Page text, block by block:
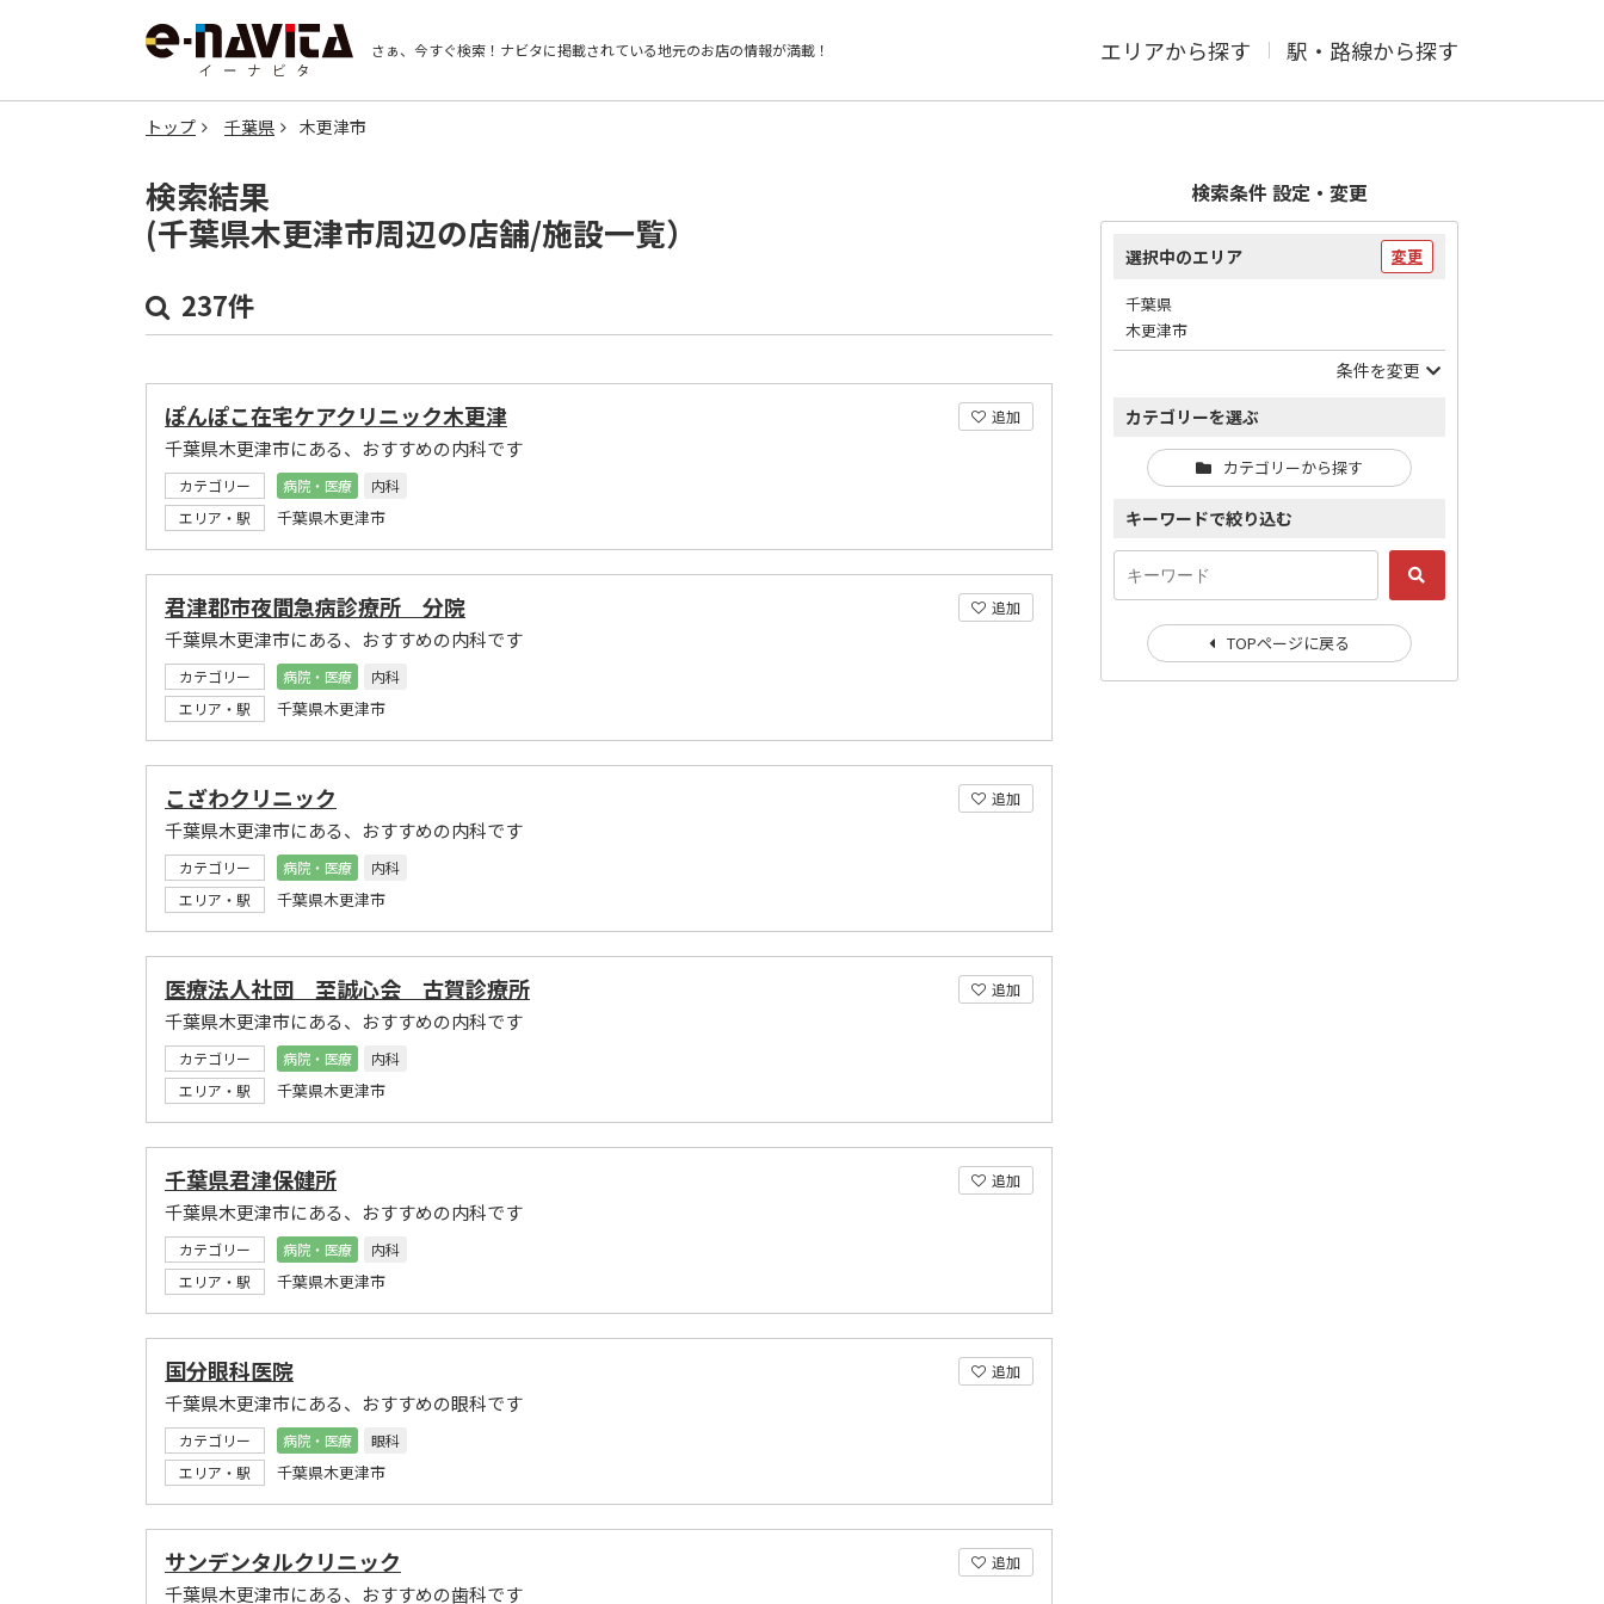
さぁ、今すぐ検索！ ナビタに掲載されている地元のお店の情報が満載！ エリアから探す 駅・路線から探す
トップ 千葉県 木更津市
検索結果
(千葉県木更津市周辺の店舗/施設一覧）
237件
追加
ぽんぽこ在宅ケアクリニック木更津
千葉県木更津市にある、おすすめの内科です
カテゴリー 病院・医療
内科
エリア・駅
千葉県木更津市
追加
君津郡市夜間急病診療所 分院
千葉県木更津市にある、おすすめの内科です
カテゴリー 病院・医療
内科
エリア・駅
千葉県木更津市
追加
こざわクリニック
千葉県木更津市にある、おすすめの内科です
カテゴリー 病院・医療
内科
エリア・駅
千葉県木更津市
追加
医療法人社団 至誠心会 古賀診療所
千葉県木更津市にある、おすすめの内科です
カテゴリー 病院・医療
内科
エリア・駅
千葉県木更津市
追加
千葉県君津保健所
千葉県木更津市にある、おすすめの内科です
カテゴリー 病院・医療
内科
エリア・駅
千葉県木更津市
追加
国分眼科医院
千葉県木更津市にある、おすすめの眼科です
カテゴリー 病院・医療
眼科
エリア・駅
千葉県木更津市
追加
サンデンタルクリニック
千葉県木更津市にある、おすすめの歯科です
検索条件 設定・変更
選択中のエリア 変更
千葉県
木更津市
条件を変更
カテゴリーを選ぶ
カテゴリーから探す
キーワードで絞り込む
TOPページに戻る